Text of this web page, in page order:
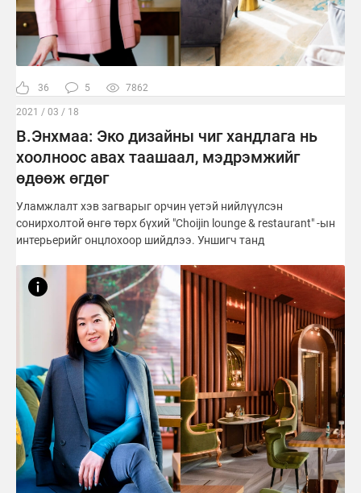
36 5 7862
2021 / 03 / 18
В.Энхмаа: Эко дизайны чиг хандлага нь
хоолноос авах таашаал, мэдрэмжийг
өдөөж өгдөг
Уламжлалт хэв загварыг орчин үетэй нийлүүлсэн
сонирхолтой өнгө төрх бүхий "Choijin lounge & restaurant" -ын
интерьерийг онцлохоор шийдлээ. Уншигч танд